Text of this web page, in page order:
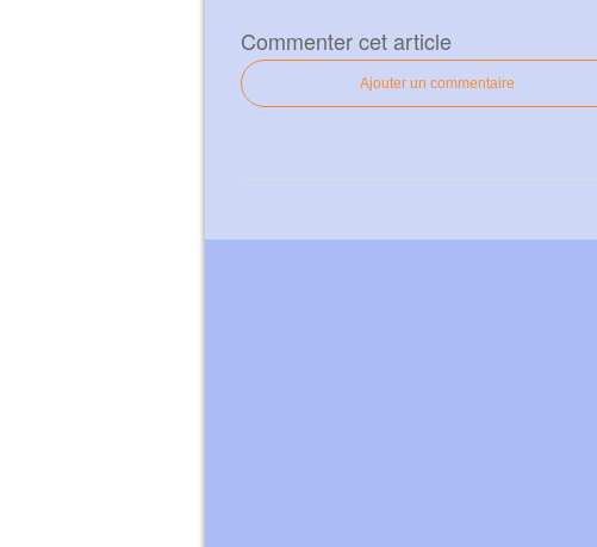
Commenter cet article
Ajouter un commentaire